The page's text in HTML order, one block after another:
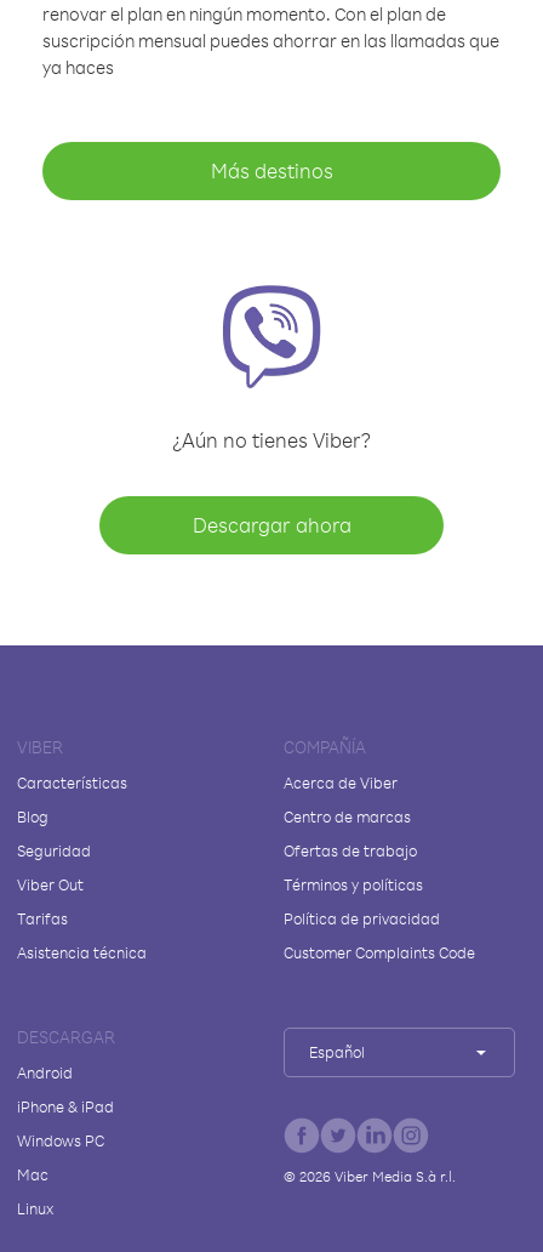
renovar el plan en ningún momento. Con el plan de
suscripción mensual puedes ahorrar en las llamadas que
ya haces
Más destinos
¿Aún no tienes Viber?
Descargar ahora
VIBER
Características
Blog
Seguridad
Viber Out
Tarifas
Asistencia técnica
COMPAÑÍA
Acerca de Viber
Centro de marcas
Ofertas de trabajo
Términos y políticas
Política de privacidad
Customer Complaints Code
DESCARGAR
Android
iPhone & iPad
Windows PC
Mac
Linux
Español
© 2026Viber Media S.à r.l.